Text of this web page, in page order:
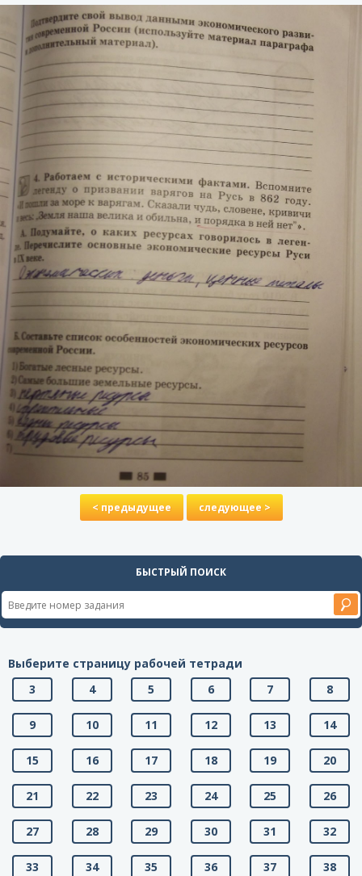
< предыдущее следующее >
БЫСТРЫЙ ПОИСК
Выберите страницу рабочей тетради
3
4 5 6 7 8
9 10 11 12 13 14
15 16 17 18 19 20
21 22 23 24 25 26
27 28 29 30 31 32
33 34 35 36 37 38